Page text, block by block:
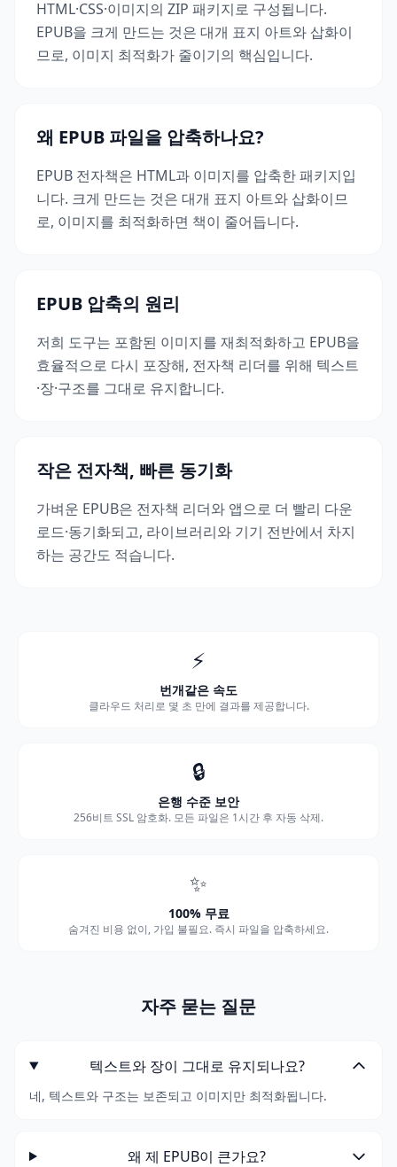
HTML·CSS·이미지의 ZIP 패키지로 구성됩니다.
EPUB을 크게 만드는 것은 대개 표지 아트와 삽화이
므로, 이미지 최적화가 줄이기의 핵심입니다.
왜 EPUB 파일을 압축하나요?
EPUB 전자책은 HTML과 이미지를 압축한 패키지입
니다. 크게 만드는 것은 대개 표지 아트와 삽화이므
로, 이미지를 최적화하면 책이 줄어듭니다.
EPUB 압축의 원리
저희 도구는 포함된 이미지를 재최적화하고 EPUB을
효율적으로 다시 포장해, 전자책 리더를 위해 텍스트
·장·구조를 그대로 유지합니다.
작은 전자책, 빠른 동기화
가벼운 EPUB은 전자책 리더와 앱으로 더 빨리 다운
로드·동기화되고, 라이브러리와 기기 전반에서 차지
하는 공간도 적습니다.
⚡
번개같은 속도
클라우드 처리로 몇 초 만에 결과를 제공합니다.
🔒
은행 수준 보안
256비트 SSL 암호화. 모든 파일은 1시간 후 자동 삭제.
✨
100% 무료
숨겨진 비용 없이, 가입 불필요. 즉시 파일을 압축하세요.
자주 묻는 질문
텍스트와 장이 그대로 유지되나요?
네, 텍스트와 구조는 보존되고 이미지만 최적화됩니다.
왜 제 EPUB이 큰가요?